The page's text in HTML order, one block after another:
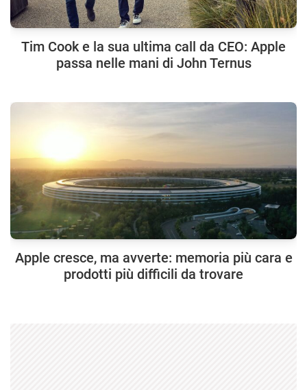
Tim Cook e la sua ultima call da CEO: Apple
passa nelle mani di John Ternus
Apple cresce, ma avverte: memoria più cara e
prodotti più difficili da trovare